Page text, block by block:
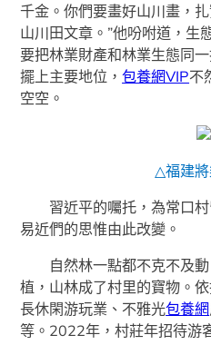
千金。你們要畫好山川畫，
山川田文章。”他吩咐道，生
要把林業財產和林業生態同
擺上主要地位，包養網VIP不
空空。
△福建
習近平的囑托，為常口
易近們的思惟由此改變。
自然林一點都不克不及
植，山林成了村里的寶物。
長休閑游玩業、不雅光包養網
等。2022年，村莊年招待游